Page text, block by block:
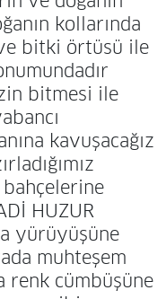
kollarında
bitki örtüsü ile
bitmesi ile
kavuşacağız
bahçelerine
HUZUR
yürüyüşüne
muhteşem
renk cümbüşüne